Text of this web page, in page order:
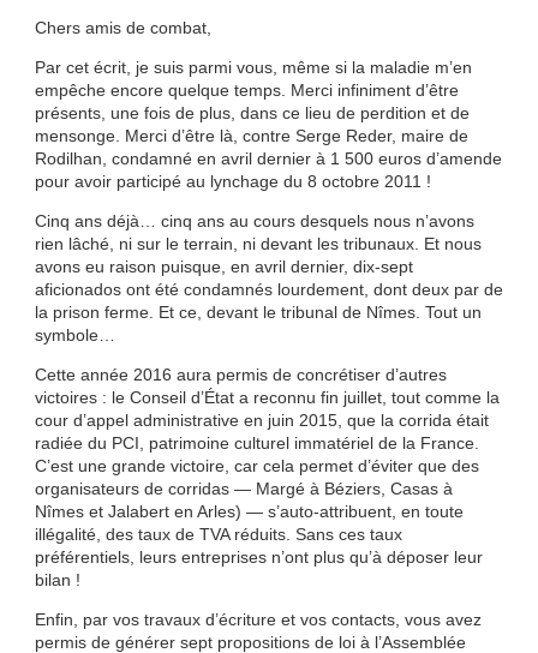
Chers amis de combat,
Par cet écrit, je suis parmi vous, même si la maladie m’en
empêche encore quelque temps. Merci infiniment d’être
présents, une fois de plus, dans ce lieu de perdition et de
mensonge. Merci d’être là, contre Serge Reder, maire de
Rodilhan, condamné en avril dernier à 1 500 euros d’amende
pour avoir participé au lynchage du 8 octobre 2011 !
Cinq ans déjà… cinq ans au cours desquels nous n’avons
rien lâché, ni sur le terrain, ni devant les tribunaux. Et nous
avons eu raison puisque, en avril dernier, dix-sept
aficionados ont été condamnés lourdement, dont deux par de
la prison ferme. Et ce, devant le tribunal de Nîmes. Tout un
symbole…
Cette année 2016 aura permis de concrétiser d’autres
victoires : le Conseil d’État a reconnu fin juillet, tout comme la
cour d’appel administrative en juin 2015, que la corrida était
radiée du PCI, patrimoine culturel immatériel de la France.
C’est une grande victoire, car cela permet d’éviter que des
organisateurs de corridas — Margé à Béziers, Casas à
Nîmes et Jalabert en Arles) — s’auto-attribuent, en toute
illégalité, des taux de TVA réduits. Sans ces taux
préférentiels, leurs entreprises n’ont plus qu’à déposer leur
bilan !
Enfin, par vos travaux d’écriture et vos contacts, vous avez
permis de générer sept propositions de loi à l’Assemblée